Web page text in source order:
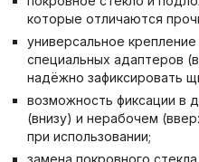
которые отличаются
универсальное
специальных адаптеров
надёжно зафиксировать
возможность фиксации в
(внизу) и нерабочем
при использовании;
замена покровного